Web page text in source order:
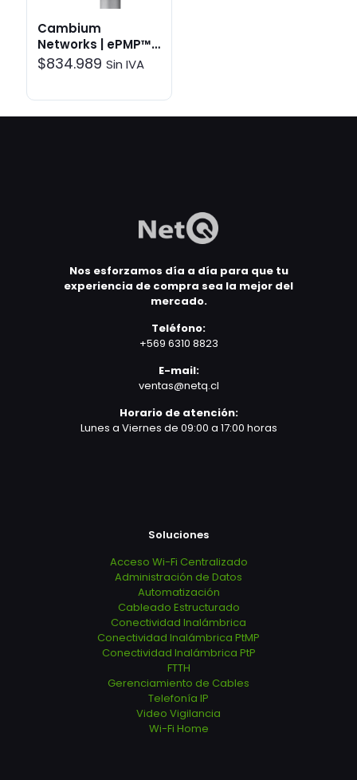
Cambium
Networks | ePMP™
2000 | Enlaces
inalámbricos
$834.989 Sin IVA
Nos esforzamos día a día para que tu
experiencia de compra sea la mejor del
mercado.
Teléfono:
+569 6310 8823
E-mail:
ventas@netq.cl
Horario de atención:
Lunes a Viernes de 09:00 a 17:00 horas
Soluciones
Acceso Wi-Fi Centralizado
Administración de Datos
Automatización
Cableado Estructurado
Conectividad Inalámbrica
Conectividad Inalámbrica PtMP
Conectividad Inalámbrica PtP
FTTH
Gerenciamiento de Cables
Telefonía IP
Video Vigilancia
Wi-Fi Home